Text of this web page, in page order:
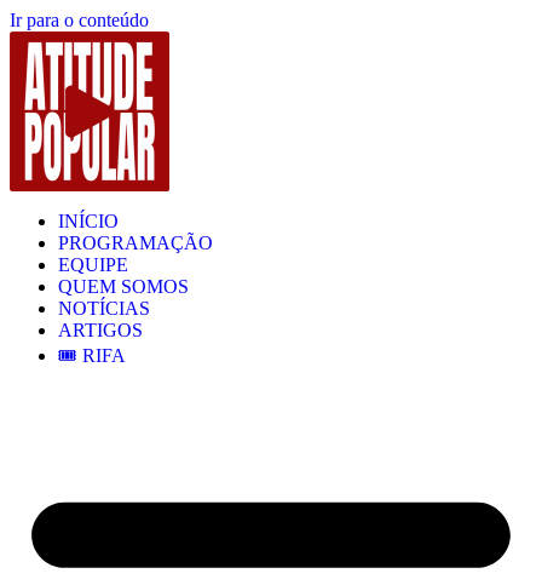
Ir para o conteúdo
INÍCIO
PROGRAMAÇÃO
EQUIPE
QUEM SOMOS
NOTÍCIAS
ARTIGOS
🎟️ RIFA